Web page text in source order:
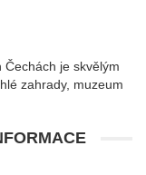
je skvělým
zahrady, muzeum